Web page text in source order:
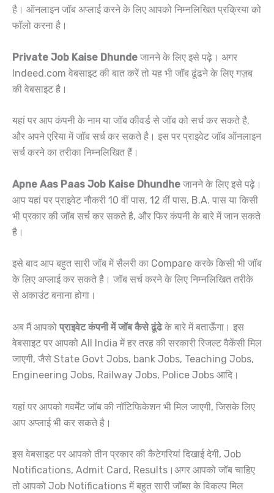
है। ऑनलाइन जॉब अप्लाई करने के लिए आपको निम्नलिखित प्रक्रिया को
फॉलो करना है।
Private Job Kaise Dhunde जानने के लिए इसे पढ़े। अगर
Indeed.com वेबसाइट की बात करें तो यह भी जॉब ढूंढने के लिए गज़ब
की वेबसाइट है।
यहां पर आप कंपनी के नाम या जॉब कीवर्ड से जॉब को सर्च कर सकते है,
और अपने एरिया में जॉब सर्च कर सकते है। इस पर प्राइवेट जॉब ऑनलाइन
सर्च करने का तरीका निम्नलिखित हैं।
Apne Aas Paas Job Kaise Dhundhe जानने के लिए इसे पढ़े।
आप यहां पर प्राइवेट नौकरी 10 वीं पास, 12 वीं पास, B.A. पास या किसी
भी प्रकार की जॉब सर्च कर सकते है, और फिर कंपनी के बारे में जान सकते
है।
इसे बाद आप बहुत सारी जॉब में सैलरी का Compare करके किसी भी जॉब
के लिए अप्लाई कर सकते है। जॉब सर्च करने के लिए निम्नलिखित तरीके
से अकाउंट बनाना होगा।
अब मैं आपको प्राइवेट कंपनी में जॉब कैसे ढूंढेके बारे में बताऊँगा। इस
वेबसाइट पर आपको All India में हर तरह की सरकारी रिजल्ट वैकेंसी मिल
जाएगी, जैसे State Govt Jobs, bank Jobs, Teaching Jobs,
Engineering Jobs, Railway Jobs, Police Jobs आदि।
यहां पर आपको गवर्मेंट जॉब की नॉटिफिकेशन भी मिल जाएगी, जिसके लिए
आप अप्लाई भी कर सकते है।
इस वेबसाइट पर आपको तीन प्रकार की कैटेगरियां दिखाई देगी, Job
Notifications, Admit Card, Results।अगर आपको जॉब चाहिए
तो आपको Job Notifications में बहुत सारी जॉब्स के विकल्प मिल